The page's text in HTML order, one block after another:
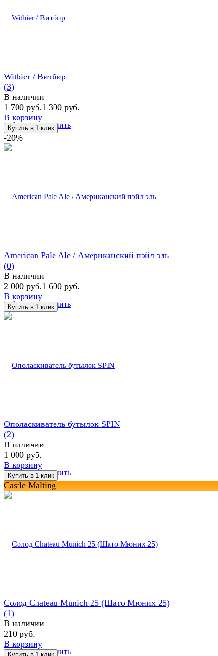
избранное сравнить
Witbier / Витбир
(3)
В наличии
1 700 руб.1 300 руб.
В корзину
-20%
избранное сравнить
American Pale Ale / Американский пэйл эль
(0)
В наличии
2 000 руб.1 600 руб.
В корзину
избранное сравнить
Ополаскиватель бутылок SPIN
(2)
В наличии
1 000 руб.
В корзину
Castle Malting
избранное сравнить
Солод Chateau Munich 25 (Шато Мюних 25)
(1)
В наличии
210 руб.
В корзину